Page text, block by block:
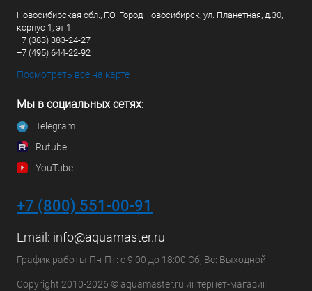
Новосибирская обл., Г.О. Город Новосибирск, ул. Планетная, д.30,
корпус 1, эт.1.
+7 (383) 383-24-27
+7 (495) 644-22-92
Посмотреть все на карте
Мы в социальных сетях:
Telegram
Rutube
YouTube
+7 (800) 551-00-91
Email: info@aquamaster.ru
График работы Пн-Пт: с 9:00 до 18:00 Сб, Вс: Выходной
Copyright 2010-2026 © aquamaster.ru интернет-магазин